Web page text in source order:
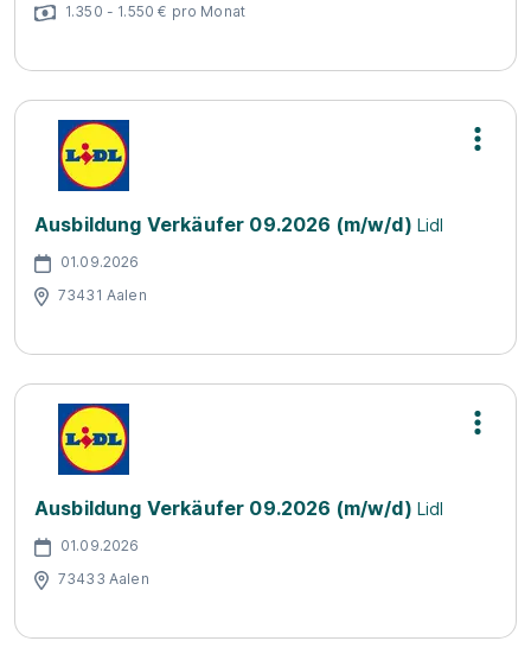
1.350 - 1.550 € pro Monat
Ausbildung Verkäufer 09.2026 (m/w/d) Lidl
01.09.2026
73431 Aalen
Ausbildung Verkäufer 09.2026 (m/w/d) Lidl
01.09.2026
73433 Aalen